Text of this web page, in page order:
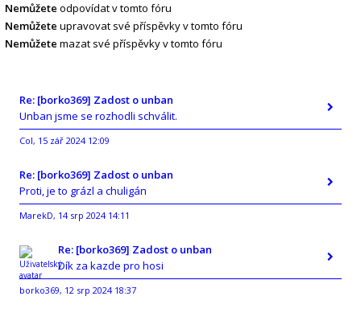
Nemůžete odpovídat v tomto fóru
Nemůžete upravovat své příspěvky v tomto fóru
Nemůžete mazat své příspěvky v tomto fóru
Re: [borko369] Zadost o unban
Unban jsme se rozhodli schválit.
Col, 15 zář 2024 12:09
Re: [borko369] Zadost o unban
Proti, je to grázl a chuligán
MarekD, 14 srp 2024 14:11
Re: [borko369] Zadost o unban
Dík za kazde pro hosi
borko369, 12 srp 2024 18:37